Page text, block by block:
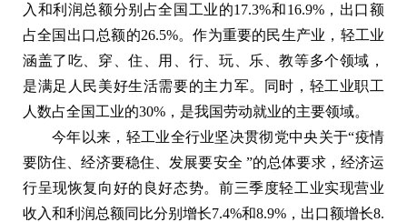
入和利润总额分别占全国工业的17.3%和16.9%，出口额
占全国出口总额的26.5%。作为重要的民生产业，轻工业
涵盖了吃、穿、住、用、行、玩、乐、教等多个领域，
是满足人民美好生活需要的主力军。同时，轻工业职工
人数占全国工业的30%，是我国劳动就业的主要领域。
今年以来，轻工业全行业坚决贯彻党中央关于“疫情
要防住、经济要稳住、发展要安全 ”的总体要求，经济运
行呈现恢复向好的良好态势。前三季度轻工业实现营业
收入和利润总额同比分别增长7.4%和8.9%，出口额增长8.